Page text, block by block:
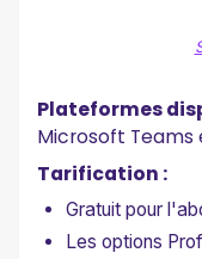
Plateformes
Microsoft Teams
Tarification :
Gratuit pour
Les options